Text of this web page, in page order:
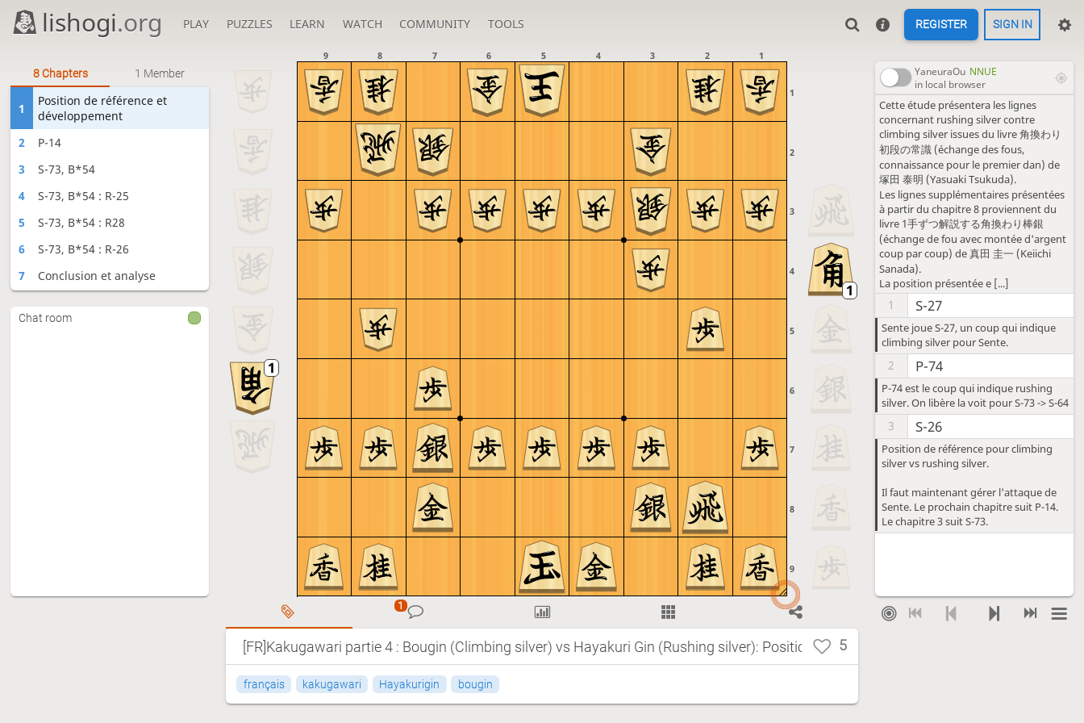
lishogi.org PLAY PUZZLES LEARN WATCH COMMUNITY TOOLS REGISTER SIGN IN
9
8
7
6
5
4
3
2
1
9 8 7 6 5 4 3 2 1
YaneuraOu NNUE
in local browser
Cette étude présentera les lignes
concernant rushing silver contre
climbing silver issues du livre 角換わり
初段の常識 (échange des fous,
connaissance pour le premier dan) de
塚田 泰明 (Yasuaki Tsukuda).
Les lignes supplémentaires présentées
à partir du chapitre 8 proviennent du
livre 1手ずつ解説する角換わり棒銀
(échange de fou avec montée d'argent
coup par coup) de 真田 圭一 (Keiichi
Sanada).
La position présentée e [...]
1 S-27
Sente joue S-27, un coup qui indique
climbing silver pour Sente.
2 P-74
P-74 est le coup qui indique rushing
silver. On libère la voit pour S-73 -> S-64
3 S-26
Position de référence pour climbing
silver vs rushing silver.
Il faut maintenant gérer l'attaque de
Sente. Le prochain chapitre suit P-14.
Le chapitre 3 suit S-73.
[FR]Kakugawari partie 4 : Bougin (Climbing silver) vs Hayakuri Gin (Rushing silver): Position de référence et développement
5
français kakugawari Hayakurigin bougin
8 Chapters 1 Member
1
Position de référence et
développement
2
P-14
3
S-73, B*54
4
S-73, B*54 : R-25
5
S-73, B*54 : R28
6
S-73, B*54 : R-26
7
Conclusion et analyse
Chat room